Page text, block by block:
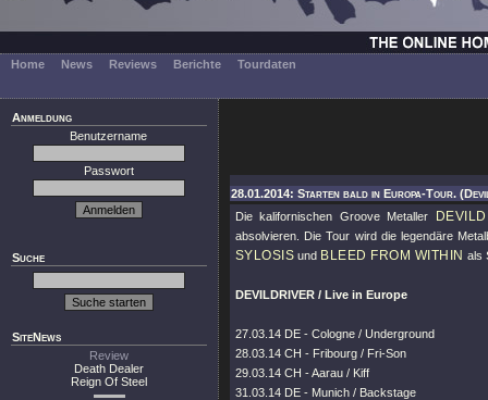
Home News Reviews Berichte Tourdaten
Anmeldung
Benutzername
Passwort
Suche
SiteNews
Review
Death Dealer
Reign Of Steel
28.01.2014: Starten bald in Europa-Tour.
Die kalifornischen Groove Metaller
absolvieren. Die Tour wird die legendäre
SYLOSIS und BLEED FROM WITHIN als
DEVILDRIVER / Live in Europe
27.03.14 DE - Cologne / Underground
28.03.14 CH - Fribourg / Fri-Son
29.03.14 CH - Aarau / Kiff
31.03.14 DE - Munich / Backstage